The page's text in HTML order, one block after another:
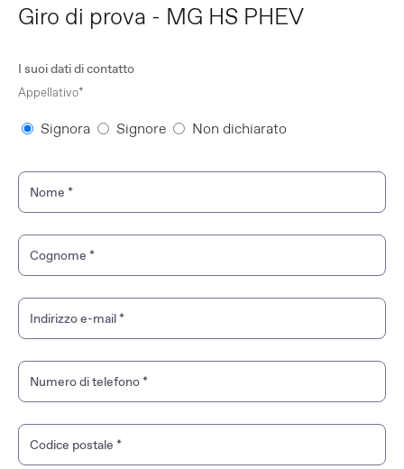
Giro di prova​ - MG HS PHEV
I suoi dati di contatto
Appellativo*
Signora Signore Non dichiarato
Nome *
Cognome *
Indirizzo e-mail*
Numero di telefono*
Codice postale *